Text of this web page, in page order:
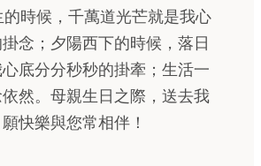
時候，千萬道光芒就是我心
念；夕陽西下的時候，落日
底分分秒秒的掛牽；生活一
然。母親生日之際，送去我
快樂與您常相伴！